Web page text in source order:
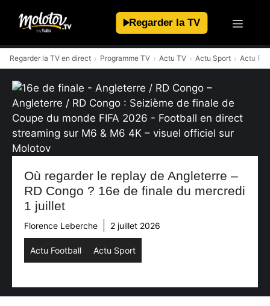
Regarder la TV
Regarder la TV en direct Programme TV Actu TV Actu Sport Actu
Où regarder le replay de Angleterre –
RD Congo ? 16e de finale du mercredi
1 juillet
Florence Leberche 2 juillet 2026
Actu Football Actu Sport